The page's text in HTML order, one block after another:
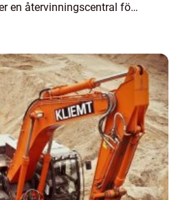
en återvinningscentral för